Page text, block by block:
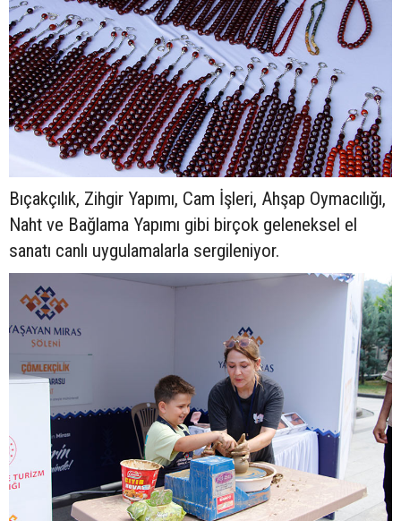
Bıçakçılık, Zihgir Yapımı, Cam İşleri, Ahşap Oymacılığı,
Naht ve Bağlama Yapımı gibi birçok geleneksel el
sanatı canlı uygulamalarla sergileniyor.